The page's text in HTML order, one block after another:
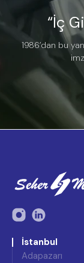
“İç
1986’dan bu
İstanbul
Adapazarı